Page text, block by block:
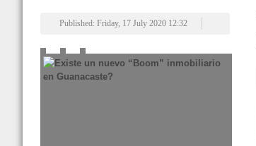
Published: Friday, 17 July 2020 12:32